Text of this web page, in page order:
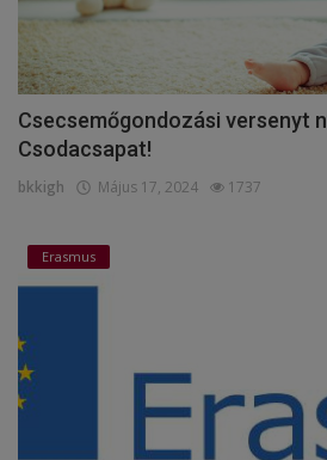
Csecsemőgondozási versenyt
Csodacsapat!
bkkigh Május 17, 2024 1737
Erasmus